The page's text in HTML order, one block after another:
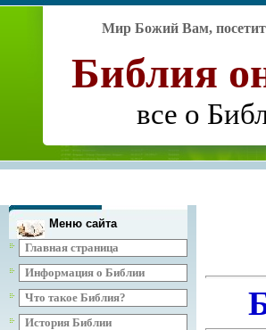
Мир Божий Вам,
Библия
все о
Меню сайта
Главная страница
Информация о Библии
Что такое Библия?
История Библии